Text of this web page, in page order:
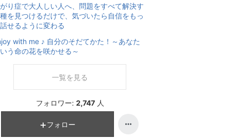
り症で大人しい人へ、問題をすべて解決す
を見つけるだけで、気づいたら自信をもっ
せるように変わる
with me ♪ 自分のそだてかた！～あなた
う命の花を咲かせる～
一覧を見る
フォロワー: 2,747 人
フォロー